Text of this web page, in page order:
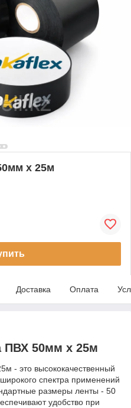
х 25м
Доставка Оплата
ПВХ 50мм х 25м
- это высококачественный
спектра применений
размеры ленты - 50
удобство при